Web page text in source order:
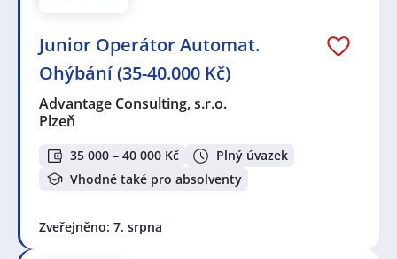
Junior Operátor Automat.
Ohýbání (35-40.000 Kč)
Advantage Consulting, s.r.o.
Plzeň
35 000 – 40 000 Kč
Plný úvazek
Vhodné také pro absolventy
Zveřejněno: 7. srpna